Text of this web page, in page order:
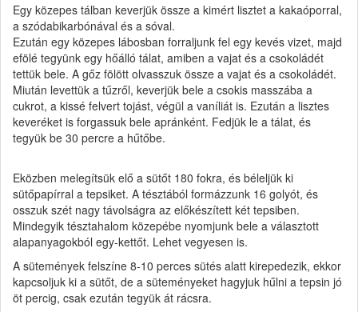
Egy közepes tálban keverjük össze a kimért lisztet a kakaóporral,
a szódabikarbónával és a sóval.
Ezután egy közepes lábosban forraljunk fel egy kevés vizet, majd
efölé tegyünk egy hőálló tálat, amiben a vajat és a csokoládét
tettük bele. A gőz fölött olvasszuk össze a vajat és a csokoládét.
Miután levettük a tűzről, keverjük bele a csokis masszába a
cukrot, a kissé felvert tojást, végül a vaníliát is. Ezután a lisztes
keveréket is forgassuk bele apránként. Fedjük le a tálat, és
tegyük be 30 percre a hűtőbe.
Eközben melegítsük elő a sütőt 180 fokra, és béleljük ki
sütőpapírral a tepsiket. A tésztából formázzunk 16 golyót, és
osszuk szét nagy távolságra az előkészített két tepsiben.
Mindegyik tésztahalom közepébe nyomjunk bele a választott
alapanyagokból egy-kettőt. Lehet vegyesen is.
A sütemények felszíne 8-10 perces sütés alatt kirepedezik, ekkor
kapcsoljuk ki a sütőt, de a süteményeket hagyjuk hűlni a tepsin jó
öt percig, csak ezután tegyük át rácsra.